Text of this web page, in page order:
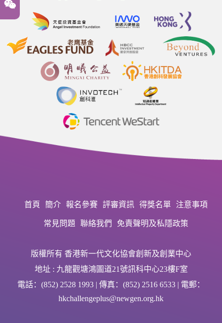
首頁 簡介 報名參賽 評審資訊 得獎名單 注意事項
常見問題 聯絡我們 免責聲明及私隱政策
版權所有 香港新一代文化協會創新及創業中心
地址 : 九龍觀塘鴻圖道21號訊科中心23樓F室
電話：(852) 2528 1993 | 傳真：(852) 2516 6533 | 電郵：
hkchallengeplus@newgen.org.hk